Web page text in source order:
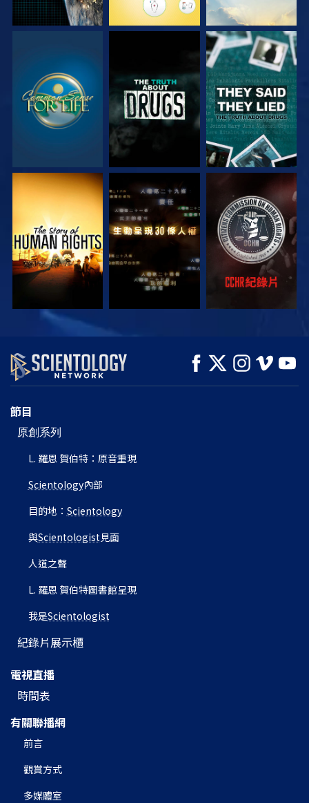
觀看 觀看 觀看
觀看 觀看 觀看
觀看 探索系列節目
節目
原創系列
L. 羅恩 賀伯特：原音重現
Scientology內部
目的地： Scientology
與Scientologist見面
人道之聲
L. 羅恩 賀伯特圖書館呈現
我是Scientologist
紀錄片展示櫃
電視直播
時間表
有關聯播網
前言
觀賞方式
多媒體室